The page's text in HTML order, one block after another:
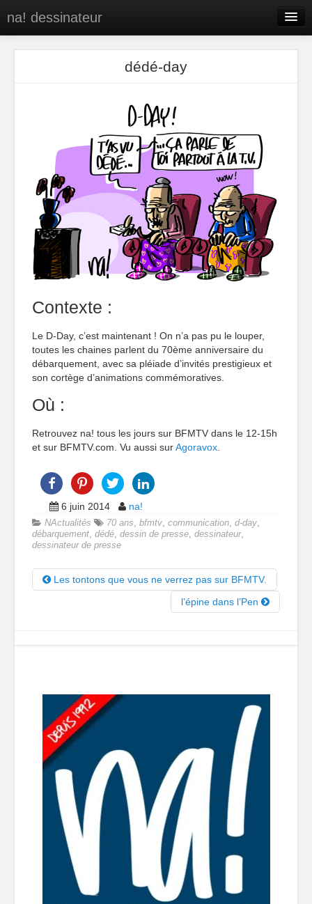
na! dessinateur
portfolio
dédé-day
Contexte :
Le D-Day, c’est maintenant ! On n’a pas pu le louper,
toutes les chaines parlent du 70ème anniversaire du
débarquement, avec sa pléiade d’invités prestigieux et
son cortège d’animations commémoratives.
Où :
Retrouvez na! tous les jours sur BFMTV dans le 12-15h
et sur BFMTV.com. Vu aussi surAgoravox
6 juin 2014 na!
NActualités 70 ans, bfmtv, communication, d-day,
débarquement, dédé, dessin de presse, dessinateur,
dessinateur de presse
Les tontons que vous ne verrez pas sur BFMTV.
l’épine dans l’Pen